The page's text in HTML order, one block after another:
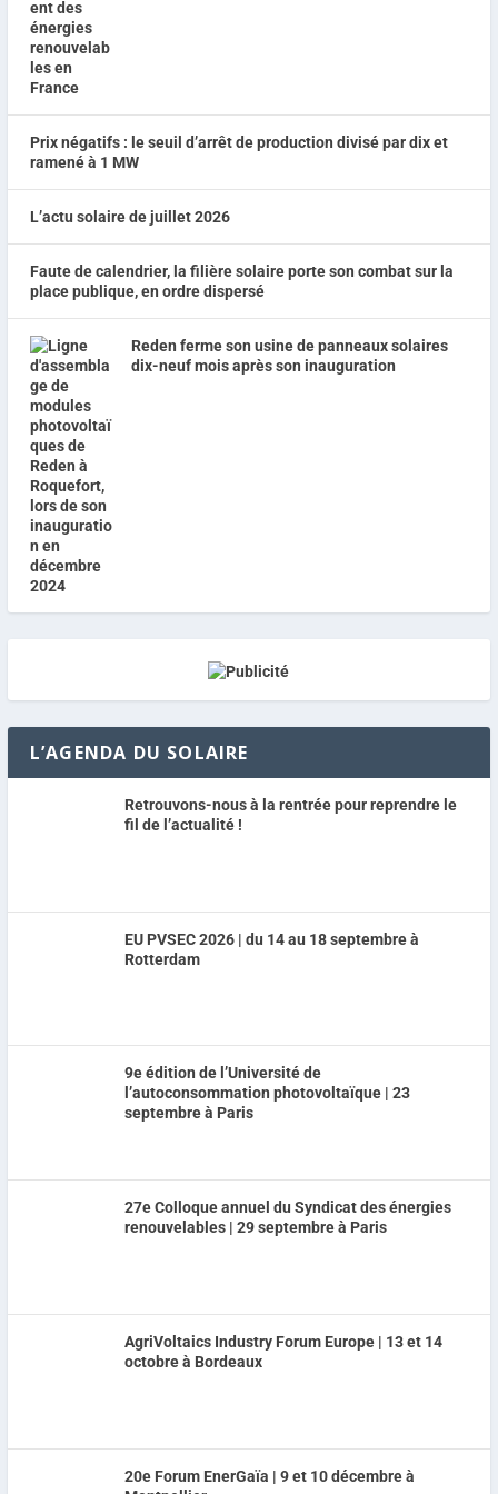
Prix négatifs : le seuil d’arrêt de production divisé par dix et
ramené à 1 MW
L’actu solaire de juillet 2026
Faute de calendrier, la filière solaire porte son combat sur la
place publique, en ordre dispersé
Reden ferme son usine de panneaux solaires
dix-neuf mois après son inauguration
L’AGENDA DU SOLAIRE
Retrouvons-nous à la rentrée pour reprendre le
fil de l’actualité !
EU PVSEC 2026 | du 14 au 18 septembre à
Rotterdam
9e édition de l’Université de
l’autoconsommation photovoltaïque | 23
septembre à Paris
27e Colloque annuel du Syndicat des énergies
renouvelables | 29 septembre à Paris
AgriVoltaics Industry Forum Europe | 13 et 14
octobre à Bordeaux
20e Forum EnerGaïa | 9 et 10 décembre à